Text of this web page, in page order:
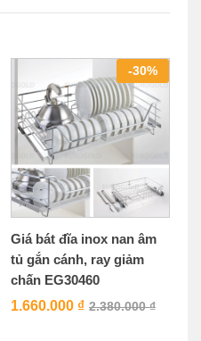
-30%
Giá bát đĩa inox nan âm
tủ gắn cánh, ray giảm
chấn EG30460
1.660.000 ₫ 2.380.000₫